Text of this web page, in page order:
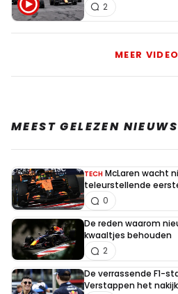
2
MEER
MEEST GELEZEN NIEUWS
TECH McLaren wacht
teleurstellende
0
De reden waarom
kwaaltjes behouden
2
De verrassende F1-
Verstappen het